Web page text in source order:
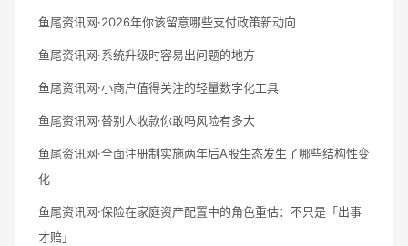
鱼尾资讯网·2026年你该留意哪些支付政策新动向
鱼尾资讯网·系统升级时容易出问题的地方
鱼尾资讯网·小商户值得关注的轻量数字化工具
鱼尾资讯网·替别人收款你敢吗风险有多大
鱼尾资讯网·全面注册制实施两年后A股生态发生了哪些结构性变
化
鱼尾资讯网·保险在家庭资产配置中的角色重估：不只是「出事
才赔」